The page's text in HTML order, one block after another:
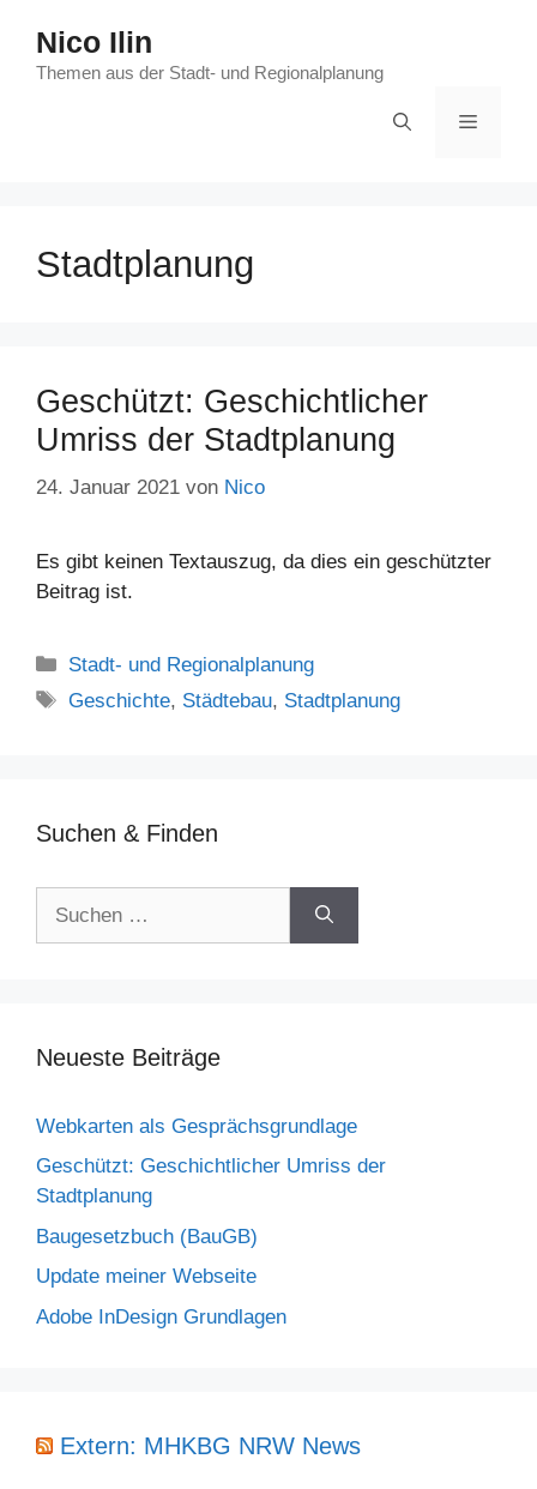
Inhalt
springen
Nico Ilin
Themen aus der Stadt- und Regionalplanung
Menü
Stadtplanung
Geschützt: Geschichtlicher
Umriss der Stadtplanung
24. Januar 2021 von Nico
Es gibt keinen Textauszug, da dies ein geschützter
Beitrag ist.
Kategorien
Stadt- und Regionalplanung
Schlagwörter
Geschichte, Städtebau, Stadtplanung
Suchen & Finden
Neueste Beiträge
Webkarten als Gesprächsgrundlage
Geschützt: Geschichtlicher Umriss der
Stadtplanung
Baugesetzbuch (BauGB)
Update meiner Webseite
Adobe InDesign Grundlagen
Extern: MHKBG NRW News